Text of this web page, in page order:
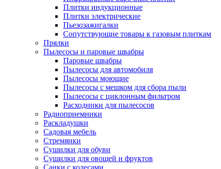
Плитки индукционные
Плитки электрические
Пьезозажигалки
Сопутствующие товары к газовым плиткам
Прялки
Пылесосы и паровые швабры
Паровые швабры
Пылесосы для автомобиля
Пылесосы моющие
Пылесосы с мешком для сбора пыли
Пылесосы с циклонным фильтром
Расходники для пылесосов
Радиоприемники
Раскладушки
Садовая мебель
Стремянки
Сушилки для обуви
Сушилки для овощей и фруктов
Санки с колесами